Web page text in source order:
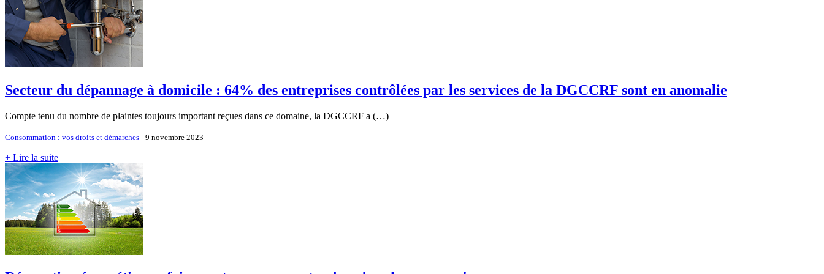
Secteur du dépannage à domicile : 64% des entreprises contrôlées par les services de la DGCCRF sont en anomalie
Compte tenu du nombre de plaintes toujours important reçues dans ce domaine, la DGCCRF a (…)
Consommation : vos droits et démarches - 9 novembre 2023
+ Lire la suite